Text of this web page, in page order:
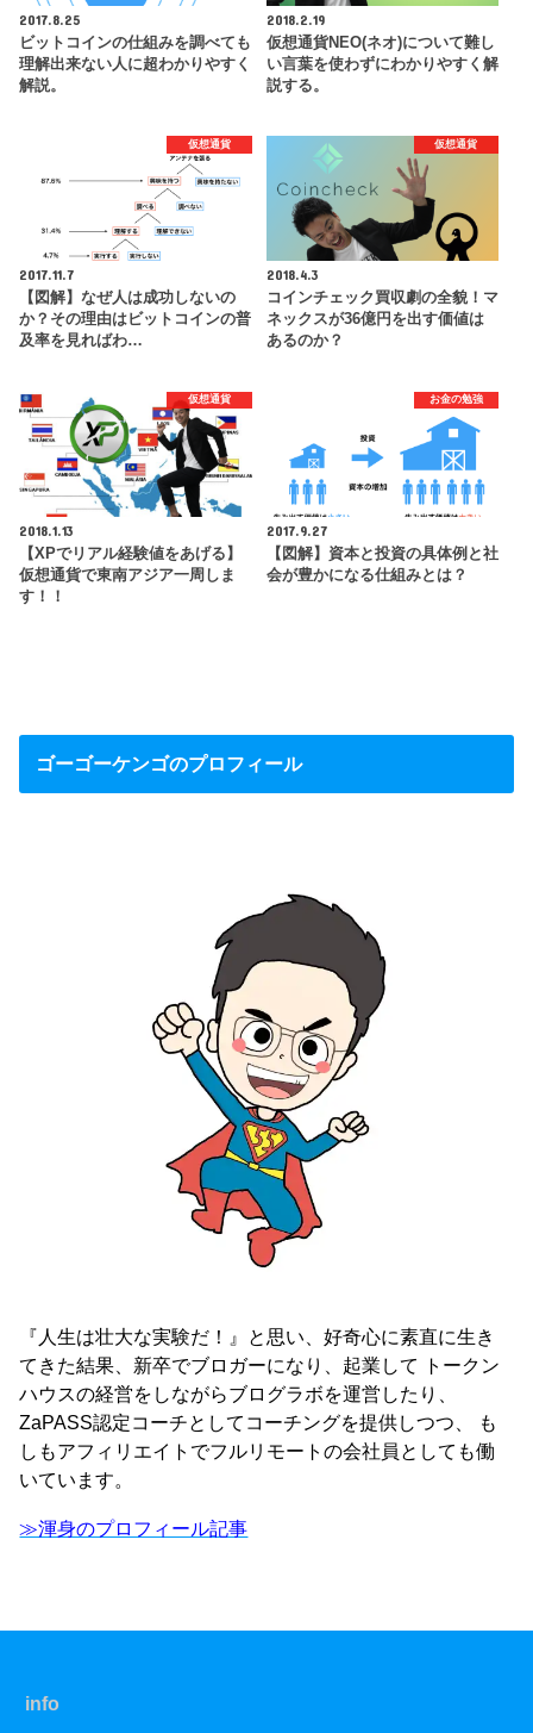
2017.8.25
ビットコインの仕組みを調べても
理解出来ない人に超わかりやすく
解説。
2018.2.19
仮想通貨NEO(ネオ)について難し
い言葉を使わずにわかりやすく解
説する。
仮想通貨
2017.11.7
【図解】なぜ人は成功しないの
か？その理由はビットコインの普
及率を見ればわ…
仮想通貨
2018.4.3
コインチェック買収劇の全貌！マ
ネックスが36億円を出す価値は
あるのか？
仮想通貨
2018.1.13
【XPでリアル経験値をあげる】
仮想通貨で東南アジア一周しま
す！！
お金の勉強
2017.9.27
【図解】資本と投資の具体例と社
会が豊かになる仕組みとは？
ゴーゴーケンゴのプロフィール
『人生は壮大な実験だ！』と思い、好奇心に素直に生き
てきた結果、新卒でブロガーになり、起業して トークン
ハウスの経営をしながらブログラボを運営したり、
ZaPASS認定コーチとしてコーチングを提供しつつ、 も
しもアフィリエイトでフルリモートの会社員としても働
いています。
≫渾身のプロフィール記事
info